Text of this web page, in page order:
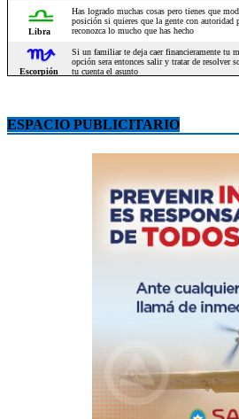
ESPACIO PUBLICITARIO